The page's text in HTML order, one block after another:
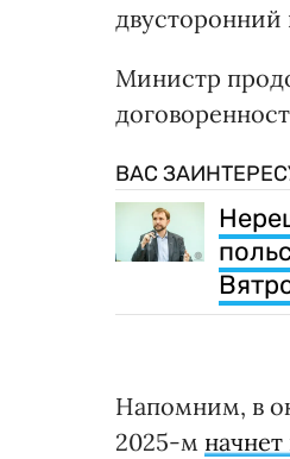
двусторонний
Министр
ВАС
Напомним, в
2025-м